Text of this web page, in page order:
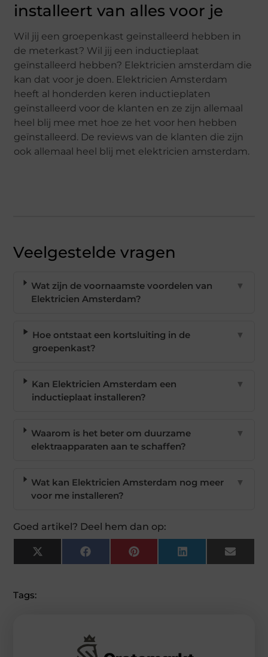
installeert van alles voor je
Wil jij een groepenkast geïnstalleerd hebben in
de meterkast? Wil jij een inductieplaat
geïnstalleerd hebben? Elektricien amsterdam die
kan dat voor je doen. Elektricien Amsterdam
heeft al honderden keren inductieplaten
geïnstalleerd voor de klanten en ze zijn allemaal
heel blij mee met hoe ze het voor hen hebben
geïnstalleerd. De reviews van de klanten die zijn
ook allemaal heel blij met elektricien amsterdam.
Veelgestelde vragen
Wat zijn de voornaamste voordelen van
Elektricien Amsterdam?
▼
Hoe ontstaat een kortsluiting in de
groepenkast?
▼
Kan Elektricien Amsterdam een
inductieplaat installeren?
▼
Waarom is het beter om duurzame
elektraapparaten aan te schaffen?
▼
Wat kan Elektricien Amsterdam nog meer
voor me installeren?
▼
Goed artikel? Deel hem dan op:
X
(Twitter)
FacebookPinterest LinkedIn Email
Tags: